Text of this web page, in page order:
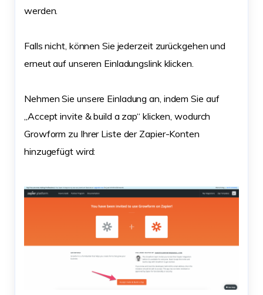
werden.
Falls nicht, können Sie jederzeit zurückgehen und
erneut auf unseren Einladungslink klicken.
Nehmen Sie unsere Einladung an, indem Sie auf
„Accept invite & build a zap“ klicken, wodurch
Growform zu Ihrer Liste der Zapier-Konten
hinzugefügt wird: